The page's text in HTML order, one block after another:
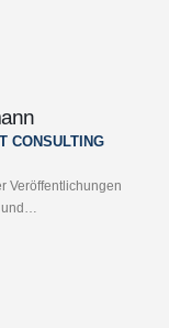
CONSULTING
Veröffentlichungen